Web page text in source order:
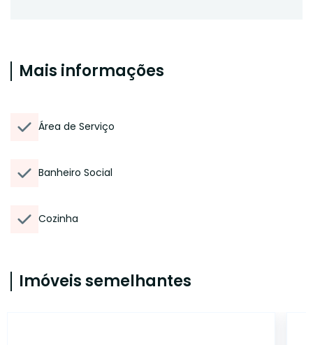
Mais informações
Área de Serviço
Banheiro Social
Cozinha
Imóveis semelhantes